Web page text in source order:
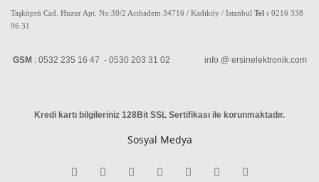
Taşköprü Cad. Huzur Apt. No:30/2 Acıbadem 34716 / Kadıköy / Istanbul Tel : 0216 338
96 31
GSM : 0532 235 16 47 - 0530 203 31 02 info @ ersinelektronik.com
Kredi kartı bilgileriniz 128Bit SSL Sertifikası ile korunmaktadır.
Sosyal Medya